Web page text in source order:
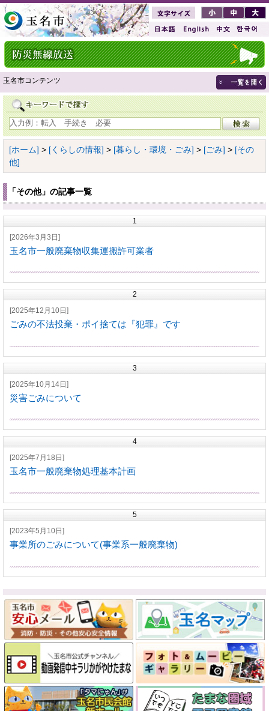
玉名市コンテンツ
[ホーム] > [くらしの情報] > [暮らし・環境・ごみ] > [ごみ] > [その
他]
「その他」の記事一覧
1
[2026年3月3日]
玉名市一般廃棄物収集運搬許可業者
2
[2025年12月10日]
ごみの不法投棄・ポイ捨ては『犯罪』です
3
[2025年10月14日]
災害ごみについて
4
[2025年7月18日]
玉名市一般廃棄物処理基本計画
5
[2023年5月10日]
事業所のごみについて(事業系一般廃棄物)